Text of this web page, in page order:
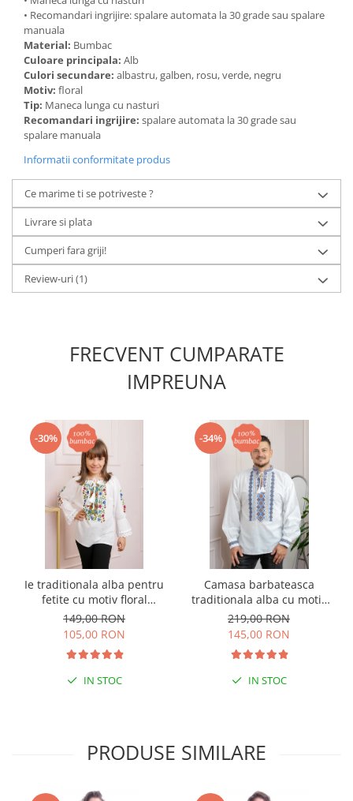
• Recomandari ingrijire: spalare automata la 30 grade sau spalare
manuala
Material: Bumbac
Culoare principala: Alb
Culori secundare: albastru, galben, rosu, verde, negru
Motiv: floral
Tip: Maneca lunga cu nasturi
Recomandari ingrijire: spalare automata la 30 grade sau
spalare manuala
Informatii conformitate produs
Ce marime ti se potriveste ?
Livrare si plata
Cumperi fara griji!
Review-uri(1)
FRECVENT CUMPARATE
IMPREUNA
-30%
Ie traditionala alba pentru
fetite cu motiv floral
multicolor Claudia
149,00 RON
105,00 RON
IN STOC
-34%
Camasa barbateasca
traditionala alba cu motiv
geometric multicolor Eric
219,00 RON
145,00 RON
IN STOC
PRODUSE SIMILARE